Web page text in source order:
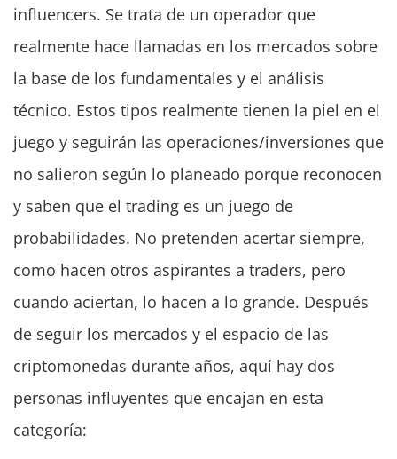
influencers. Se trata de un operador que
realmente hace llamadas en los mercados sobre
la base de los fundamentales y el análisis
técnico. Estos tipos realmente tienen la piel en el
juego y seguirán las operaciones/inversiones que
no salieron según lo planeado porque reconocen
y saben que el trading es un juego de
probabilidades. No pretenden acertar siempre,
como hacen otros aspirantes a traders, pero
cuando aciertan, lo hacen a lo grande. Después
de seguir los mercados y el espacio de las
criptomonedas durante años, aquí hay dos
personas influyentes que encajan en esta
categoría: